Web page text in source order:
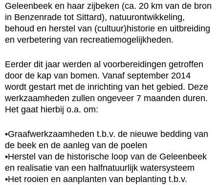
Geleenbeek en haar zijbeken (ca. 20 km van de bron
in Benzenrade tot Sittard), natuurontwikkeling,
behoud en herstel van (cultuur)historie en uitbreiding
en verbetering van recreatiemogelijkheden.
Eerder dit jaar werden al voorbereidingen getroffen
door de kap van bomen. Vanaf september 2014
wordt gestart met de inrichting van het gebied. Deze
werkzaamheden zullen ongeveer 7 maanden duren.
Het gaat hierbij o.a. om:
•Graafwerkzaamheden t.b.v. de nieuwe bedding van
de beek en de aanleg van de poelen
•Herstel van de historische loop van de Geleenbeek
en realisatie van een halfnatuurlijk watersysteem
•Het rooien en aanplanten van beplanting t.b.v.